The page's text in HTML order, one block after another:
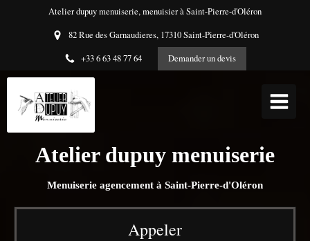
Atelier dupuy menuiserie, menuisier à Saint-Pierre-d'Oléron
82 Rue des Garnaudieres, 17310 Saint-Pierre-d'Oléron
+33 6 63 48 77 64
Demander un devis
Atelier dupuy menuiserie
Menuiserie agencement à Saint-Pierre-d'Oléron
Appeler